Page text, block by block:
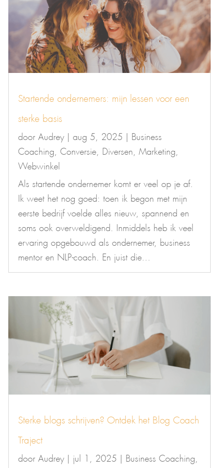
Startende ondernemers: mijn lessen voor een
sterke basis
door Audrey| aug 5, 2025 Business
Coaching Conversie Diversen Marketing
Webwinkel
Als startende ondernemer komt er veel op je af.
Ik weet het nog goed: toen ik begon met mijn
eerste bedrijf voelde alles nieuw, spannend en
soms ook overweldigend. Inmiddels heb ik veel
ervaring opgebouwd als ondernemer, business
mentor en NLP-coach. En juist die...
Sterke blogs schrijven? Ontdek het Blog Coach
Traject
Audrey jul 1, 2025 Business Coaching